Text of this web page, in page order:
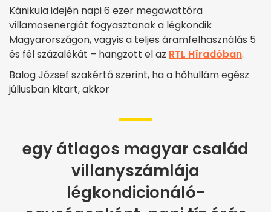
Kánikula idején napi 6 ezer megawattóra
villamosenergiát fogyasztanak a légkondik
Magyarországon, vagyis a teljes áramfelhasználás 5
és fél százalékát – hangzott el az RTL Híradóban.
Balog József szakértő szerint, ha a hőhullám egész
júliusban kitart, akkor
egy átlagos magyar család
villanyszámlája
légkondicionáló-